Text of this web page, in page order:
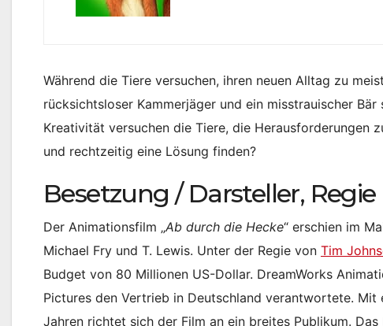
Während die Tiere versuchen, ihren neuen Alltag zu
rücksichtsloser Kammerjäger und ein misstrauischer
Kreativität versuchen die Tiere, die Herausforderungen
und rechtzeitig eine Lösung finden?
Besetzung / Darsteller,
Der Animationsfilm „Ab durch die Hecke“ erschien im
Michael Fry und T. Lewis. Unter der Regie von Tim
Budget von 80 Millionen US-Dollar. DreamWorks
Pictures den Vertrieb in Deutschland verantwortete.
Jahren richtet sich der Film an ein breites Publikum.